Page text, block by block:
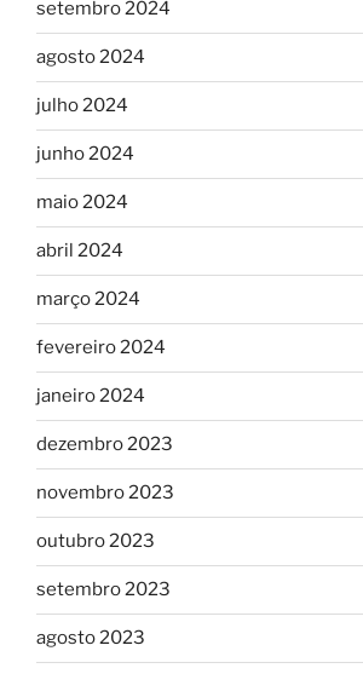
setembro 2024
agosto 2024
julho 2024
junho 2024
maio 2024
abril 2024
março 2024
fevereiro 2024
janeiro 2024
dezembro 2023
novembro 2023
outubro 2023
setembro 2023
agosto 2023